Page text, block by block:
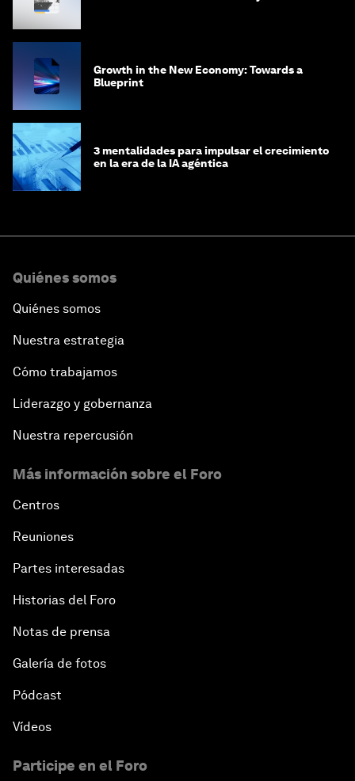
Growth in the New Economy: Towards a
Blueprint
3 mentalidades para impulsar el crecimiento
en la era de la IA agéntica
Quiénes somos
Quiénes somos
Nuestra estrategia
Cómo trabajamos
Liderazgo y gobernanza
Nuestra repercusión
Más información sobre el Foro
Centros
Reuniones
Partes interesadas
Historias del Foro
Notas de prensa
Galería de fotos
Pódcast
Vídeos
Participe en el Foro